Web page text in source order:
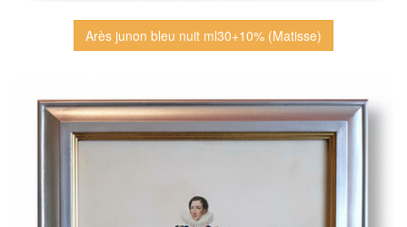
Arès junon bleu nuit ml30+10% (Matisse)